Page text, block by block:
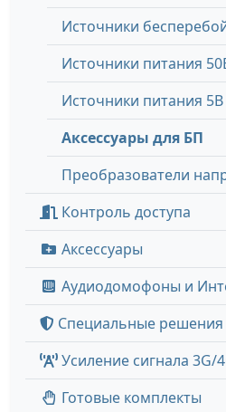
Источники
Источники питания
Источники питания 5В
Аксессуары для БП
Преобразователи
Контроль доступа
Аксессуары
Аудиодомофоны и
Специальные решения
Усиление сигнала 3G/
Готовые комплекты